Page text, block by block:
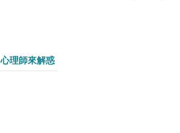
心理師來解惑